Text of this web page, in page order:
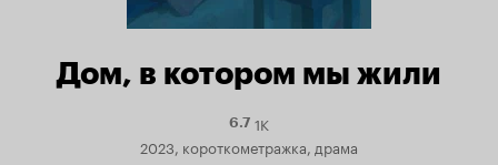
Дом, в котором мы жили
6.7Рейтинг
1K
2023, короткометражка, драма